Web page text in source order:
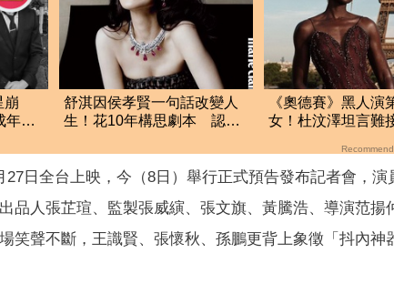
崩
年頹
舒淇因侯孝賢一句話改變人
生！花10年構思劇本 認
《奧德賽》黑人演
女！杜汶澤坦言
27日全台上映，今（8日）舉行正式預告發布記者會，演
品人張芷瑄、監製張威縯、張文旗、黃騰浩、導演范揚
笑聲不斷，王識賢、張懷秋、孫鵬更背上象徵「抖內神